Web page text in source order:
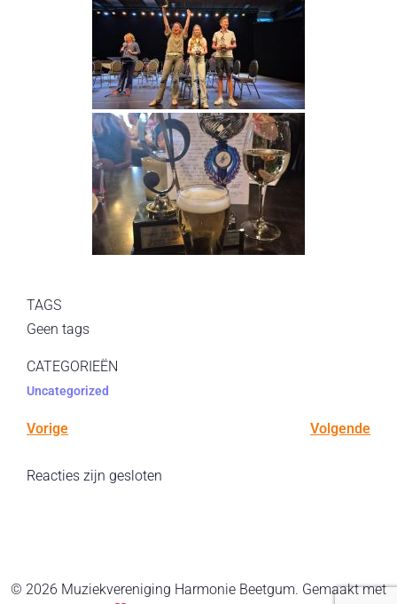
TAGS
Geen tags
CATEGORIEËN
Uncategorized
Vorige Volgende
Reacties zijn gesloten
© 2026 Muziekvereniging Harmonie Beetgum. Gemaakt met